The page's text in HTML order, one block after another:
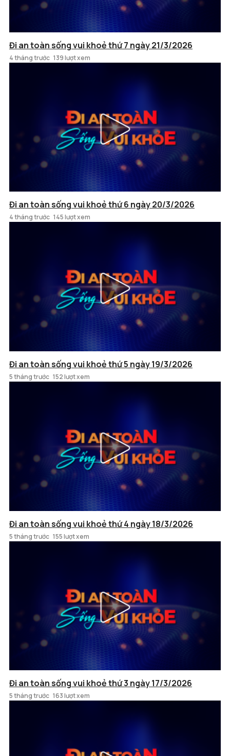
Đi an toàn sống vui khoẻ thứ 7 ngày 21/3/2026
4 tháng trước 139 lượt xem
Đi an toàn sống vui khoẻ thứ 6 ngày 20/3/2026
4 tháng trước 145 lượt xem
Đi an toàn sống vui khoẻ thứ 5 ngày 19/3/2026
5 tháng trước 152 lượt xem
Đi an toàn sống vui khoẻ thứ 4 ngày 18/3/2026
5 tháng trước 155 lượt xem
Đi an toàn sống vui khoẻ thứ 3 ngày 17/3/2026
5 tháng trước 163 lượt xem